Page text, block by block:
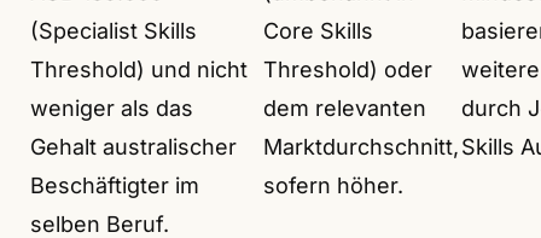
(Specialist Skills
Threshold) und nicht
weniger als das
Gehalt australischer
Beschäftigter im
selben Beruf.
Core Skills
Threshold) oder
dem relevanten
Marktdurchschnitt,
sofern höher.
durch
Skills